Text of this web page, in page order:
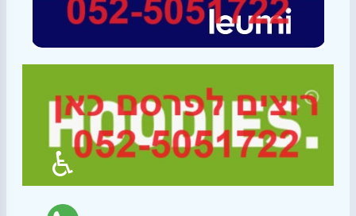
♿